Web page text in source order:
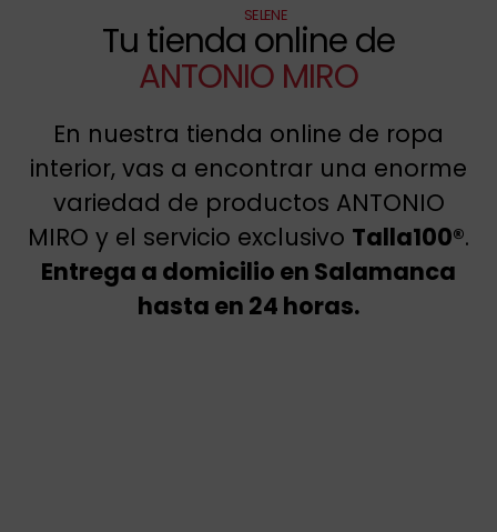
SELENE
Tu tienda online de
ANTONIO MIRO
En nuestra tienda online de ropa
interior, vas a encontrar una enorme
variedad de productos ANTONIO
MIRO y el servicio exclusivo Talla100®.
Entrega a domicilio en Salamanca
hasta en 24 horas.